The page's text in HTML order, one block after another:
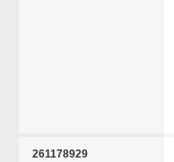
261178929